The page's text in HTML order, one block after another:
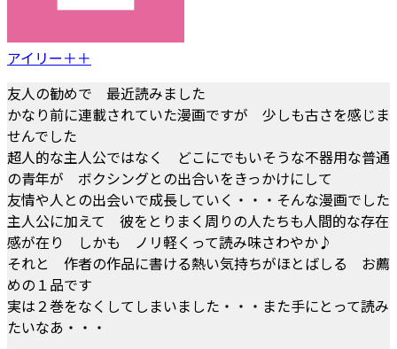
アイリー＋＋
友人の勧めで 最近読みました
かなり前に連載されていた漫画ですが 少しも古さを感じま
せんでした
超人的な主人公ではなく どこにでもいそうな不器用な普通
の青年が ボクシングとの出合いをきっかけにして
友情や人との出会いで成長していく・・・そんな漫画でした
主人公に加えて 彼をとりまく周りの人たちも人間的な存在
感が在り しかも ノリ軽くって読み味さわやか♪
それと 作者の作品に書ける熱い気持ちがほとばしる お薦
めの１品です
実は２巻をなくしてしまいました・・・また手にとって読み
たいなあ・・・